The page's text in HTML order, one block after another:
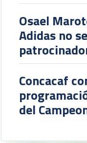
Osael
Adidas no
Concacaf
del